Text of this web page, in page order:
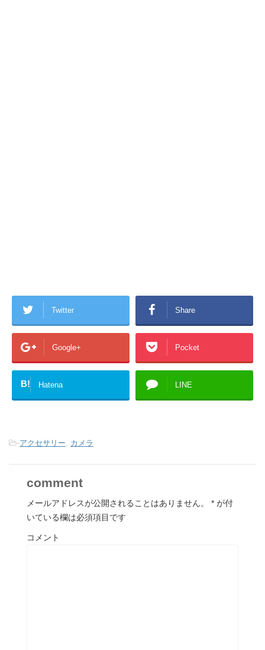
Twitter Share
Google+ Pocket
B! Hatena LINE
-アクセサリー, カメラ
comment
メールアドレスが公開されることはありません。 * が付
いている欄は必須項目です
コメント